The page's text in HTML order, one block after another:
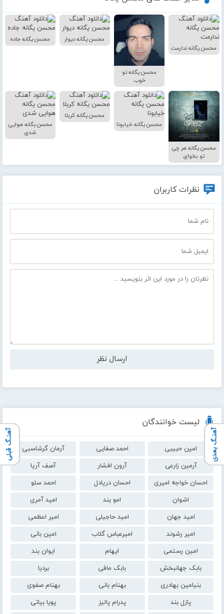
لیست خوانندگان
امین حبیبی احمد صفایی
آرمان گرشاسبی
آرمین زارعی
آرون افشار
آصف آریا
احسان خواجه امیری
احسان دریادل
احمد سلو
اشوان
امو بند
امید آمری
امید جهان
امید حاجیلی
امیر اعظمی
امیر رشوند
امیرعباس گلاب
امین بانی
امین رستمی
ایهام
ایوان بند
بابک جهانبخش
بابک مافی
بردیا
بنیامین بهادری
بهنام بانی
بهنام صفوی
پازل بند
پدرام پالیز
پویا بیاتی
آهنـگ بعدی آهنـگ قبلی
محسن یگانه ندارمت
محسن یگانه تو
خوب
محسن یگانه دیوار محسن یگانه جاده
محسن یگانه هر چی
تو بخوای
محسن یگانه خیابونا
محسن یگانه کربلا
محسن یگانه هوایی
شدی
نظرات کاربران